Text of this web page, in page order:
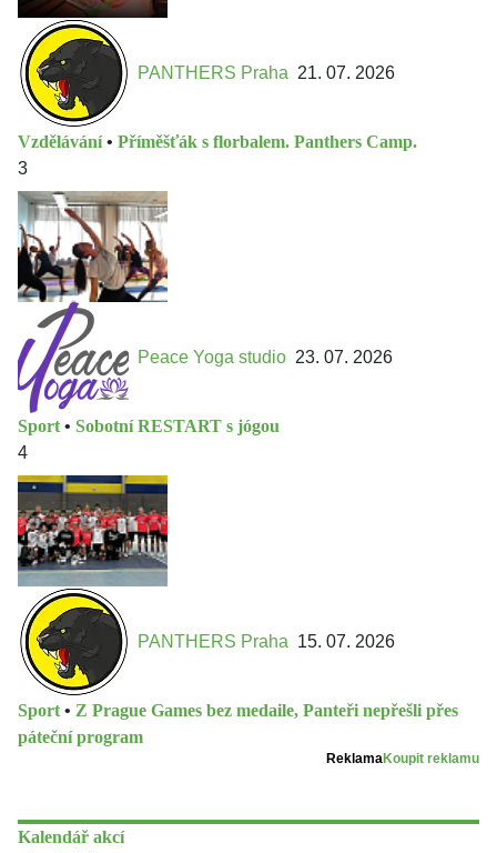
PANTHERS Praha 21. 07. 2026
Vzdělávání • Příměšťák s florbalem. Panthers Camp.
3
Peace Yoga studio 23. 07. 2026
Sport • Sobotní RESTART s jógou
4
PANTHERS Praha 15. 07. 2026
Sport • Z Prague Games bez medaile, Panteři nepřešli přes
páteční program
ReklamaKoupit reklamu
Kalendář akcí